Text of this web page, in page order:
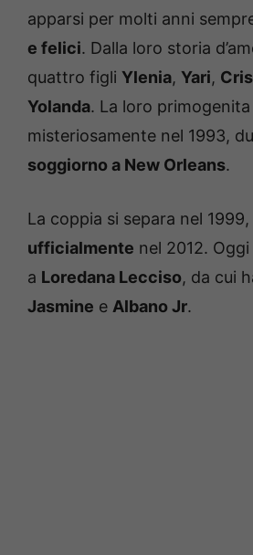
apparsi per molti anni
e felici. Dalla loro storia
quattro figli Ylenia, Yari,
Yolanda. La loro
misteriosamente nel 1993,
soggiorno a New Orleans.
La coppia si separa nel 1999,
ufficialmente nel 2012.
a Loredana Lecciso, da cui
Jasmine e Albano Jr.